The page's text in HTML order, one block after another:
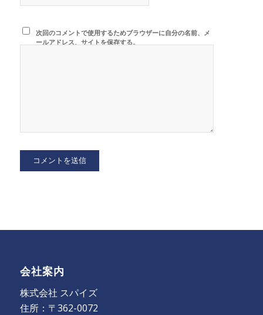
次回のコメントで使用するためブラウザーに自分の名前、メ
ールアドレス、サイトを保存する。
会社案内
株式会社 スパイズ
住所：〒362-0072